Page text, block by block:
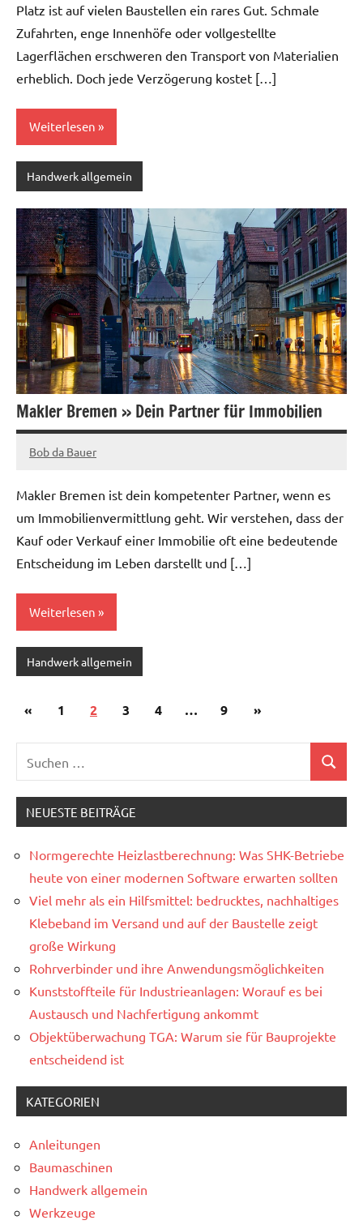
2025
Platz ist auf vielen Baustellen ein rares Gut. Schmale
Zufahrten, enge Innenhöfe oder vollgestellte
Lagerflächen erschweren den Transport von Materialien
erheblich. Doch jede Verzögerung kostet […]
Weiterlesen
Handwerk allgemein
Makler Bremen » Dein Partner für Immobilien
März
2025
Bob da Bauer
Makler Bremen ist dein kompetenter Partner, wenn es
um Immobilienvermittlung geht. Wir verstehen, dass der
Kauf oder Verkauf einer Immobilie oft eine bedeutende
Entscheidung im Leben darstellt und […]
Weiterlesen
Handwerk allgemein
Seitennummerierung
Beiträge
«Vorherige
1 2 3 4 … 9
Nächste
»
NEUESTE BEITRÄGE
Normgerechte Heizlastberechnung: Was SHK-Betriebe
heute von einer modernen Software erwarten sollten
Viel mehr als ein Hilfsmittel: bedrucktes, nachhaltiges
Klebeband im Versand und auf der Baustelle zeigt
große Wirkung
Rohrverbinder und ihre Anwendungsmöglichkeiten
Kunststoffteile für Industrieanlagen: Worauf es bei
Austausch und Nachfertigung ankommt
Objektüberwachung TGA: Warum sie für Bauprojekte
entscheidend ist
KATEGORIEN
Anleitungen
Baumaschinen
Handwerk allgemein
Werkzeuge